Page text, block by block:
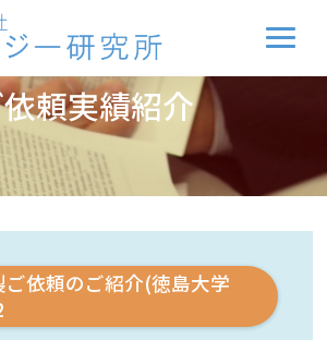
頼実績紹介
ご依頼のご紹介(徳島大学